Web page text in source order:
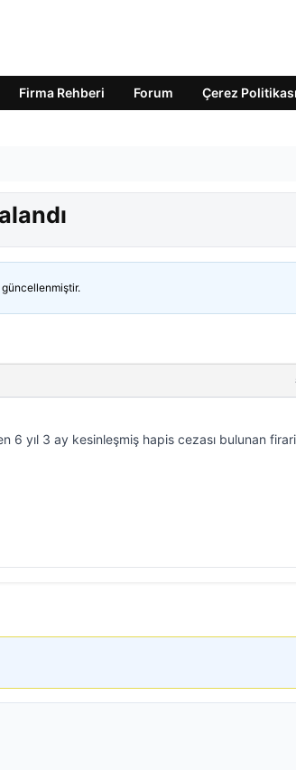
Firma Rehberi Forum Çerez Politikası
güncellenmiştir.
6 yıl 3 ay kesinleşmiş hapis cezası bulunan firari